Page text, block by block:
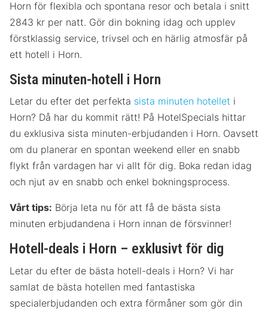
Horn för flexibla och spontana resor och betala i snitt
2843 kr per natt. Gör din bokning idag och upplev
förstklassig service, trivsel och en härlig atmosfär på
ett hotell i Horn.
Sista minuten-hotell i Horn
Letar du efter det perfekta sista minuten hotellet i
Horn? Då har du kommit rätt! På HotelSpecials hittar
du exklusiva sista minuten-erbjudanden i Horn. Oavsett
om du planerar en spontan weekend eller en snabb
flykt från vardagen har vi allt för dig. Boka redan idag
och njut av en snabb och enkel bokningsprocess.
Vårt tips: Börja leta nu för att få de bästa sista
minuten erbjudandena i Horn innan de försvinner!
Hotell-deals i Horn – exklusivt för dig
Letar du efter de bästa hotell-deals i Horn? Vi har
samlat de bästa hotellen med fantastiska
specialerbjudanden och extra förmåner som gör din